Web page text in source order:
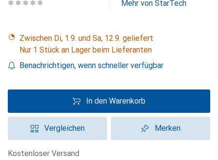
Mehr von StarTech
Zwischen Di, 1.9. und Sa, 12.9. geliefert
Nur 1 Stück an Lager beim Lieferanten
Benachrichtigen, wenn schneller verfügbar
In den Warenkorb
Vergleichen Merken
kostenloser Versand